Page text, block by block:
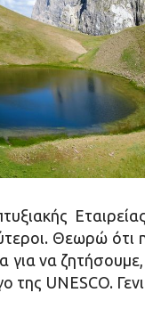
Θεωρώ
να
UNESCO.